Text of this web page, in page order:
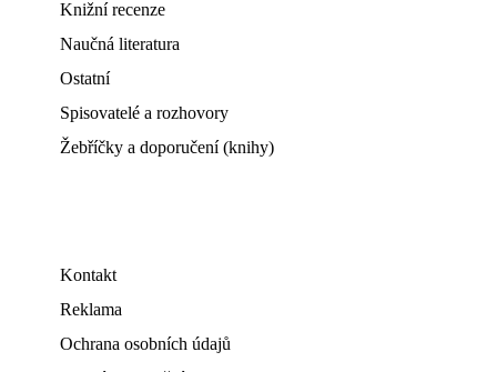
Knižní recenze
Naučná literatura
Ostatní
Spisovatelé a rozhovory
Žebříčky a doporučení (knihy)
Kontakt
Reklama
Ochrana osobních údajů